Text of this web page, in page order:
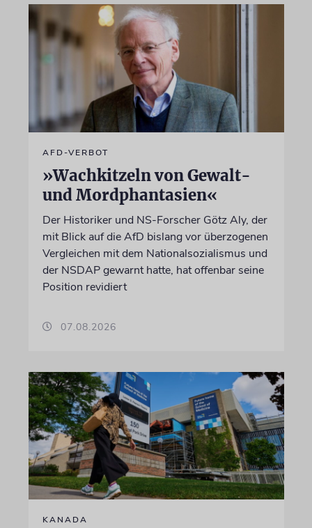
AFD-VERBOT
»Wachkitzeln von Gewalt-
und Mordphantasien«
Der Historiker und NS-Forscher Götz Aly, der
mit Blick auf die AfD bislang vor überzogenen
Vergleichen mit dem Nationalsozialismus und
der NSDAP gewarnt hatte, hat offenbar seine
Position revidiert
07.08.2026
KANADA